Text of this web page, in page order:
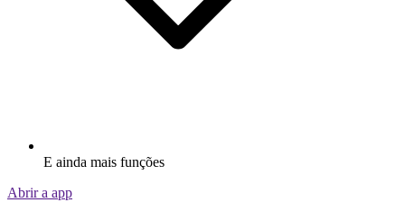
E ainda mais funções
Abrir a app